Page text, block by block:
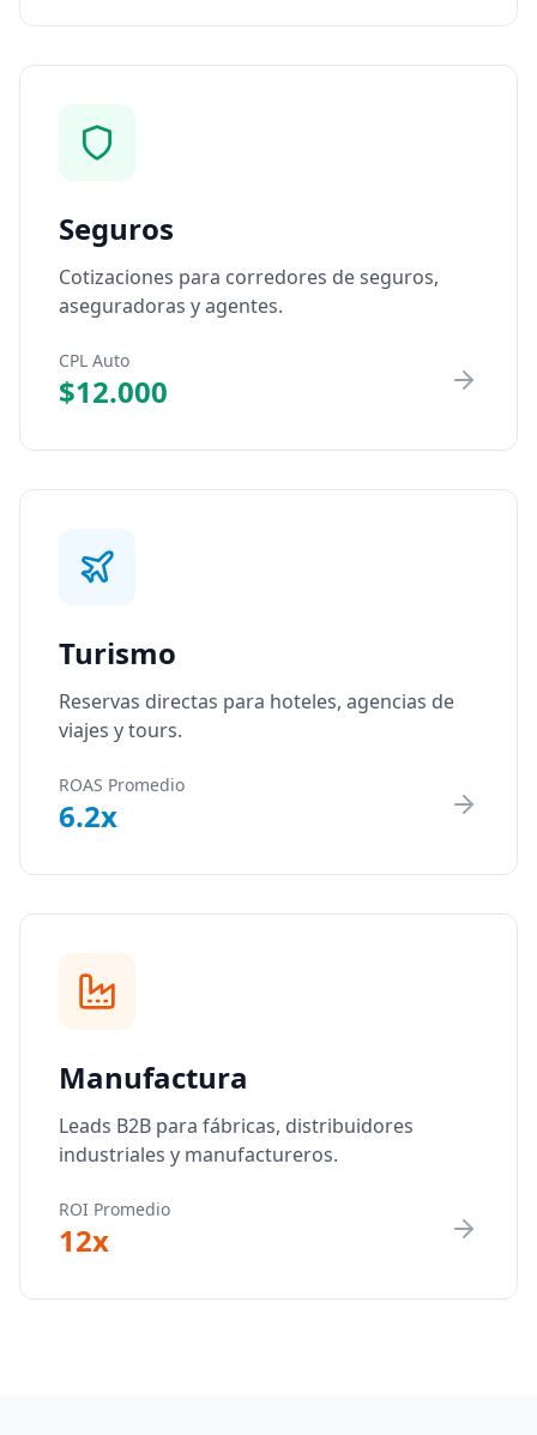
Seguros
Cotizaciones para corredores de seguros,
aseguradoras y agentes.
CPL Auto
$12.000
Turismo
Reservas directas para hoteles, agencias de
viajes y tours.
ROAS Promedio
6.2x
Manufactura
Leads B2B para fábricas, distribuidores
industriales y manufactureros.
ROI Promedio
12x